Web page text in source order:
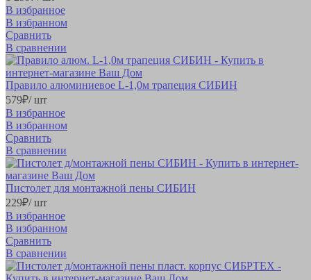
В избранное
В избранном
Сравнить
В сравнении
Правило алюминиевое L-1,0м трапеция СИБИН
579₽/ шт
В избранное
В избранном
Сравнить
В сравнении
Пистолет для монтажной пены СИБИН
229₽/ шт
В избранное
В избранном
Сравнить
В сравнении